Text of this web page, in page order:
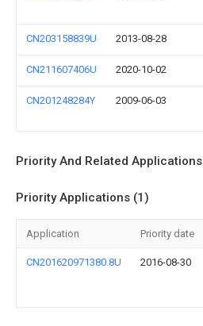
CN203158839U 2013-08-28
CN211607406U 2020-10-02
CN201248284Y 2009-06-03
Priority And Related Applications
Priority Applications (1)
Application Priority date
CN201620971380.8U 2016-08-30